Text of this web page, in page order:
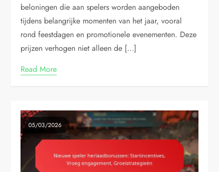
beloningen die aan spelers worden aangeboden
tijdens belangrijke momenten van het jaar, vooral
rond feestdagen en promotionele evenementen. Deze
prijzen verhogen niet alleen de […]
Read More
05/03/2026